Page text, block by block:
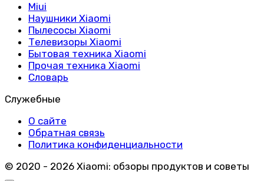
Miui
Наушники Xiaomi
Пылесосы Xiaomi
Телевизоры Xiaomi
Бытовая техника Xiaomi
Прочая техника Xiaomi
Словарь
Служебные
О сайте
Обратная связь
Политика конфиденциальности
© 2020 - 2026 Xiaomi: обзоры продуктов и советы